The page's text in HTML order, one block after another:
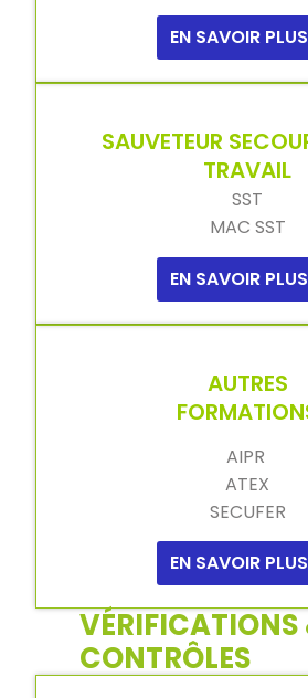
EN SAVOIR PLUS
SAUVETEUR
TRAVAIL
SST
MAC SST
EN SAVOIR PLUS
AUTRES
AIPR
ATEX
SECUFER
EN SAVOIR PLUS
CONTRÔLES